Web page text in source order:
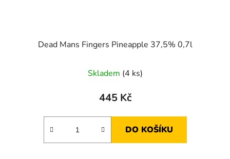
Dead Mans Fingers Pineapple 37,5% 0,7l
Skladem (4 ks)
445 Kč
DO KOŠÍKU